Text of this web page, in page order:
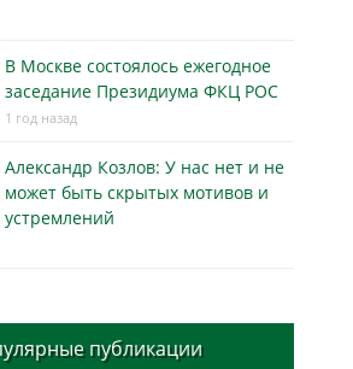
В Москве состоялось ежегодное
заседание Президиума ФКЦ РОС
1 год назад
Александр Козлов: У нас нет и не
может быть скрытых мотивов и
устремлений
публикации